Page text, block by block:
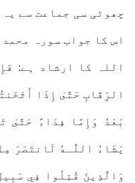
چھوٹی سی جماعت سے
اللہ کا ارشاد ہے:
الرِّقَابِ حَتَّىٰ إِذَا
بَعْدُ وَإِمَّا فِدَاءً حَتَّىٰ
يَشَاءُ اللَّـهُ لَانتَصَرَ